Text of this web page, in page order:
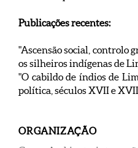
Publicações recentes:
"Ascensão social, controlo
os silheiros indígenas de
"O cabildo de índios de
política, séculos XVII e
ORGANIZAÇÃO